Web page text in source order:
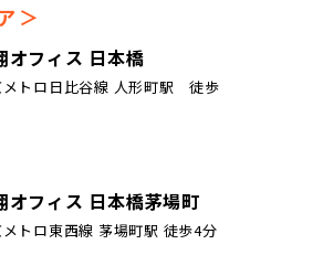
オフィス 日本橋
メトロ日比谷線 人形町駅 徒歩
オフィス 日本橋茅場町
トロ東西線 茅場町駅 徒歩4分